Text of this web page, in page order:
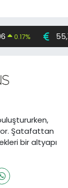
0.17%
Şatafattan
bir altyapı